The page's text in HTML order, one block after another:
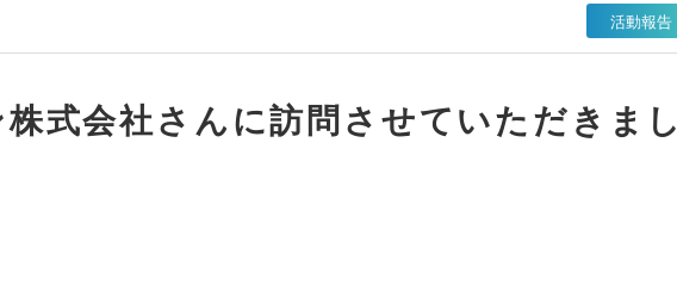
活動報告
式会社さんに訪問させていただきまし